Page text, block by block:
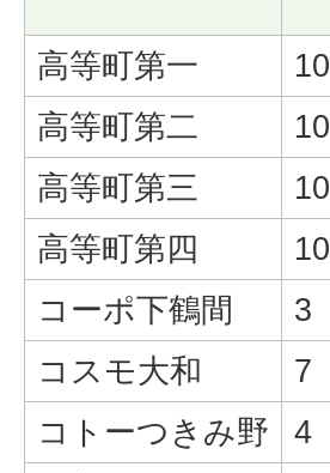
高等町第一 10
高等町第二
10
高等町第三
10
高等町第四
10
コーポ下鶴間
3
コスモ大和
7
コトーつきみ野
4